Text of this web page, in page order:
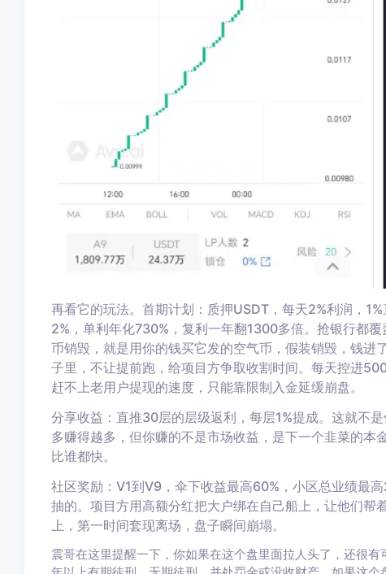
再看它的玩法。首期计划：质押USDT，每天2%利润，
2%，单利年化730%，复利一年翻1300多倍。抢银行都
币销毁，就是用你的钱买它发的空气币，假装销毁，钱
子里，不让提前跑，给项目方争取收割时间。每天控进
赶不上老用户提现的速度，只能靠限制入金延缓崩盘。
分享收益：直推30层的层级返利，每层1%提成。这就不
多赚得越多，但你赚的不是市场收益，是下一个韭菜的
比谁都快。
社区奖励：V1到V9，伞下收益最高60%，小区总业绩最
抽的。项目方用高额分红把大户绑在自己船上，让他们帮
上，第一时间套现离场，盘子瞬间崩塌。
震哥在这里提醒一下，你如果在这个盘里面拉人头了，还很